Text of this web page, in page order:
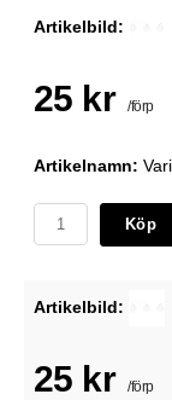
Artikelbild:
25 kr /förp
Artikelnamn:
Köp
Artikelbild:
25 kr /förp